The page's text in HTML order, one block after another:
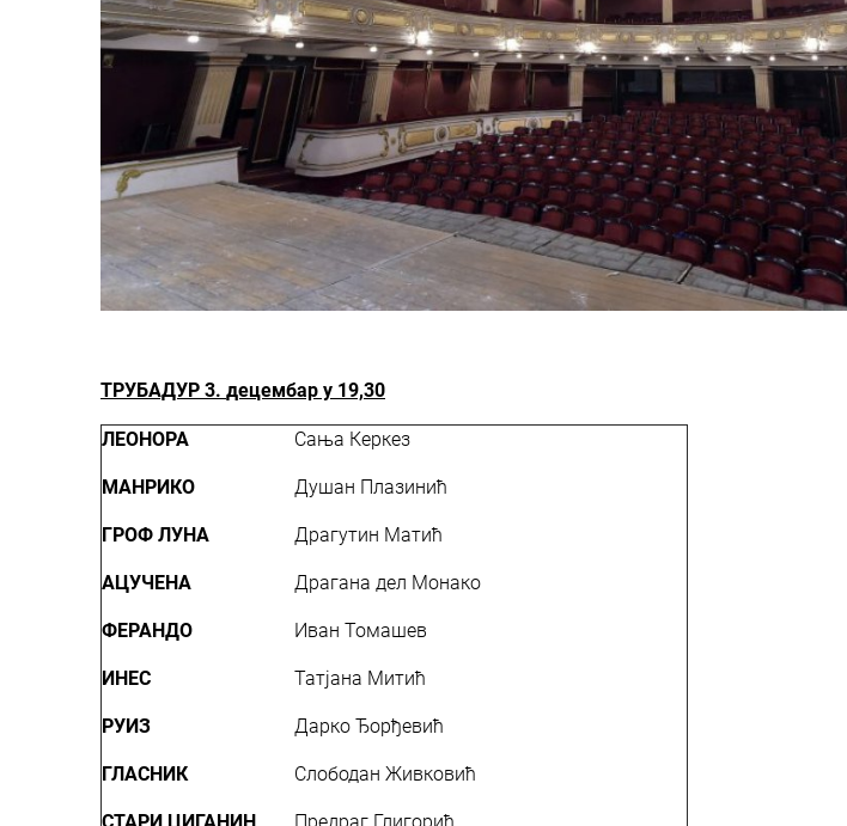
ТРУБАДУР 3. децембар у 19,30
ЛЕОНОРА Сања Керкез
МАНРИКО Душан Плазинић
ГРОФ ЛУНА Драгутин Матић
АЦУЧЕНА Драгана дел Монако
ФЕРАНДО Иван Томашев
ИНЕС Татјана Митић
РУИЗ Дарко Ђорђевић
ГЛАСНИК Слободан Живковић